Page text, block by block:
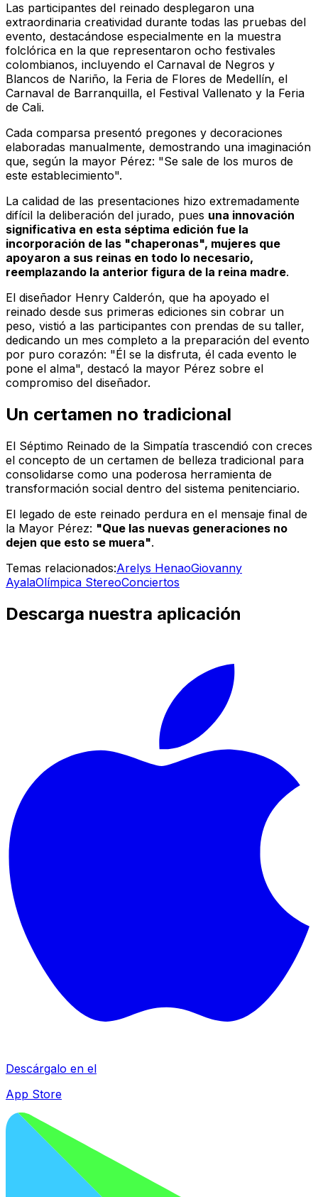
Las participantes del reinado desplegaron una
extraordinaria creatividad durante todas las pruebas del
evento, destacándose especialmente en la muestra
folclórica en la que representaron ocho festivales
colombianos, incluyendo el Carnaval de Negros y
Blancos de Nariño, la Feria de Flores de Medellín, el
Carnaval de Barranquilla, el Festival Vallenato y la Feria
de Cali.
Cada comparsa presentó pregones y decoraciones
elaboradas manualmente, demostrando una imaginación
que, según la mayor Pérez: "Se sale de los muros de
este establecimiento".
La calidad de las presentaciones hizo extremadamente
difícil la deliberación del jurado, pues una innovación
significativa en esta séptima edición fue la
incorporación de las "chaperonas", mujeres que
apoyaron a sus reinas en todo lo necesario,
reemplazando la anterior figura de la reina madre.
El diseñador Henry Calderón, que ha apoyado el
reinado desde sus primeras ediciones sin cobrar un
peso, vistió a las participantes con prendas de su taller,
dedicando un mes completo a la preparación del evento
por puro corazón: "Él se la disfruta, él cada evento le
pone el alma", destacó la mayor Pérez sobre el
compromiso del diseñador.
Un certamen no tradicional
El Séptimo Reinado de la Simpatía trascendió con creces
el concepto de un certamen de belleza tradicional para
consolidarse como una poderosa herramienta de
transformación social dentro del sistema penitenciario.
El legado de este reinado perdura en el mensaje final de
la Mayor Pérez: "Que las nuevas generaciones no
dejen que esto se muera".
Temas relacionados:Arelys HenaoGiovanny
AyalaOlímpica StereoConciertos
Descarga nuestra aplicación
Descárgalo en el
App Store